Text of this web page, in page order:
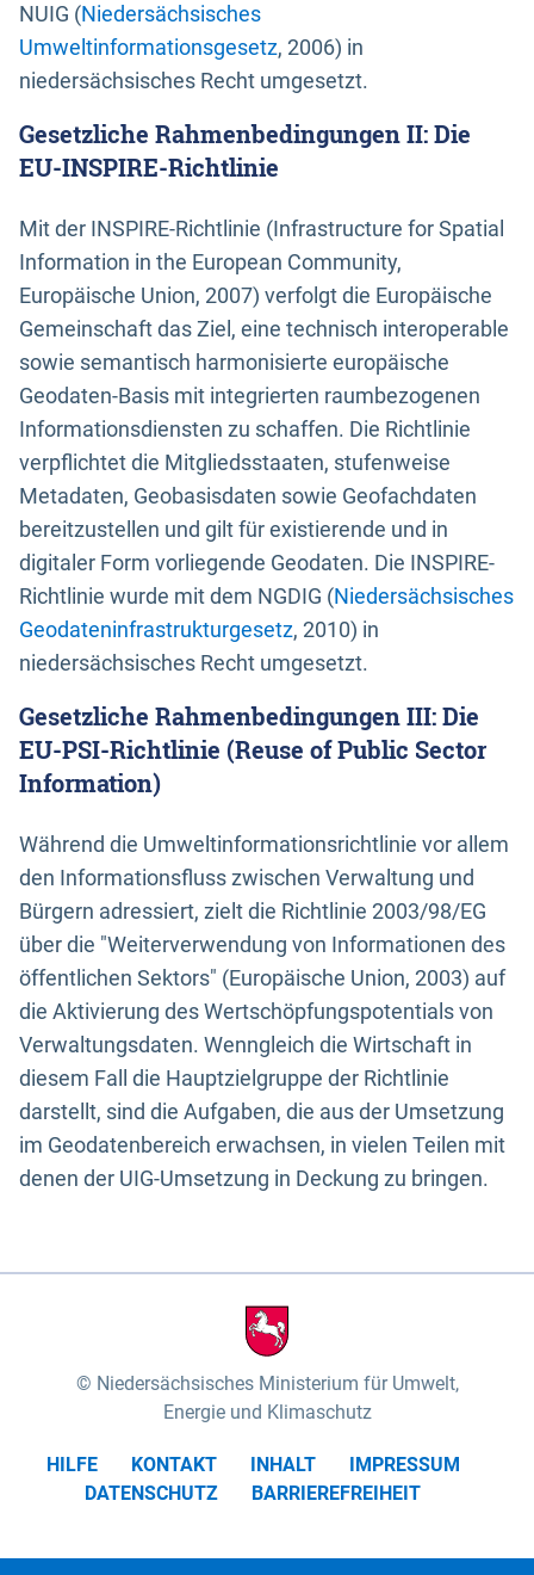
NUIG (Niedersächsisches
Umweltinformationsgesetz, 2006) in
niedersächsisches Recht umgesetzt.
Gesetzliche Rahmenbedingungen II: Die
EU-INSPIRE-Richtlinie
Mit der INSPIRE-Richtlinie (Infrastructure for Spatial
Information in the European Community,
Europäische Union, 2007) verfolgt die Europäische
Gemeinschaft das Ziel, eine technisch interoperable
sowie semantisch harmonisierte europäische
Geodaten-Basis mit integrierten raumbezogenen
Informationsdiensten zu schaffen. Die Richtlinie
verpflichtet die Mitgliedsstaaten, stufenweise
Metadaten, Geobasisdaten sowie Geofachdaten
bereitzustellen und gilt für existierende und in
digitaler Form vorliegende Geodaten. Die INSPIRE-
Richtlinie wurde mit dem NGDIG (Niedersächsisches
Geodateninfrastrukturgesetz, 2010) in
niedersächsisches Recht umgesetzt.
Gesetzliche Rahmenbedingungen III: Die
EU-PSI-Richtlinie (Reuse of Public Sector
Information)
Während die Umweltinformationsrichtlinie vor allem
den Informationsfluss zwischen Verwaltung und
Bürgern adressiert, zielt die Richtlinie 2003/98/EG
über die "Weiterverwendung von Informationen des
öffentlichen Sektors" (Europäische Union, 2003) auf
die Aktivierung des Wertschöpfungspotentials von
Verwaltungsdaten. Wenngleich die Wirtschaft in
diesem Fall die Hauptzielgruppe der Richtlinie
darstellt, sind die Aufgaben, die aus der Umsetzung
im Geodatenbereich erwachsen, in vielen Teilen mit
denen der UIG-Umsetzung in Deckung zu bringen.
Niedersächsisches Ministerium für Umwelt,
Energie und Klimaschutz
HILFE KONTAKT INHALT
IMPRESSUM
DATENSCHUTZ
BARRIEREFREIHEIT